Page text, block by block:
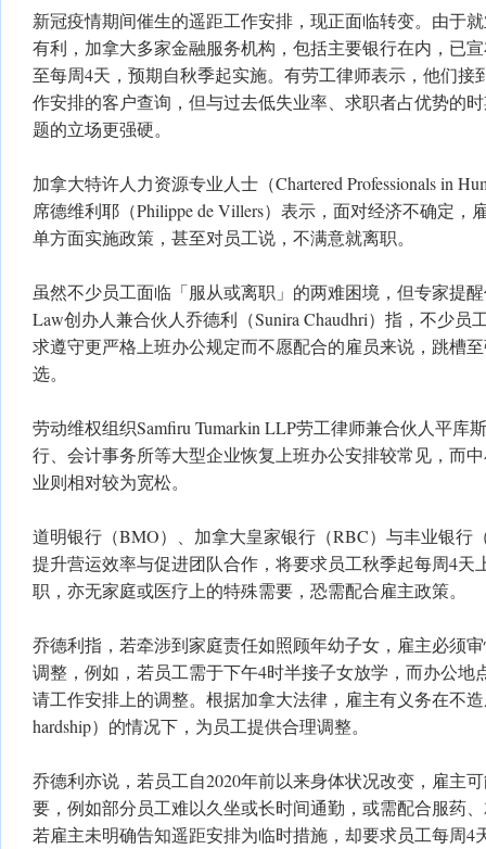
新冠疫情期间催生的遥距工作安排，现正面临转变。由于
有利，加拿大多家金融服务机构，包括主要银行在内，已
至每周4天，预期自秋季起实施。有劳工律师表示，他们接
作安排的客户查询，但与过去低失业率、求职者占优势的
题的立场更强硬。
加拿大特许人力资源专业人士（Chartered Professionals in
席德维利耶（Philippe de Villers）表示，面对经济不确定，
单方面实施政策，甚至对员工说，不满意就离职。
虽然不少员工面临「服从或离职」的两难困境，但专家提
Law创办人兼合伙人乔德利（Sunira Chaudhri）指，不少员
求遵守更严格上班办公规定而不愿配合的雇员来说，跳槽
选。
劳动维权组织Samfiru Tumarkin LLP劳工律师兼合伙人平库
行、会计事务所等大型企业恢复上班办公安排较常见，而
业则相对较为宽松。
道明银行（BMO）、加拿大皇家银行（RBC）与丰业银行
提升营运效率与促进团队合作，将要求员工秋季起每周4天
职，亦无家庭或医疗上的特殊需要，恐需配合雇主政策。
乔德利指，若牵涉到家庭责任如照顾年幼子女，雇主必须
调整，例如，若员工需于下午4时半接子女放学，而办公地
请工作安排上的调整。根据加拿大法律，雇主有义务在不
hardship）的情况下，为员工提供合理调整。
乔德利亦说，若员工自2020年前以来身体状况改变，雇主
要，例如部分员工难以久坐或长时间通勤，或需配合服药
若雇主未明确告知遥距安排为临时措施，却要求员工每周4